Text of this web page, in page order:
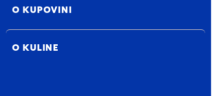
O KUPOVINI
O KULINE